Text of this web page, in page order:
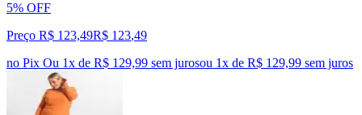
5% OFF
Preço R$ 123,49R$ 123,49
no Pix Ou 1x de R$ 129,99 sem jurosou 1x de R$ 129,99 sem juros